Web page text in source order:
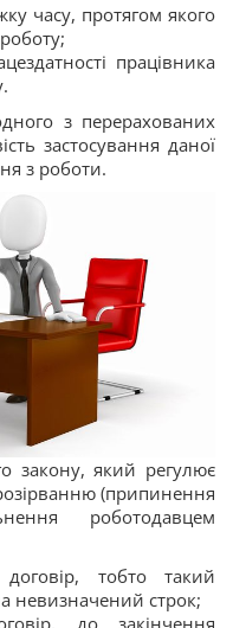
часу, протягом якого
працівника
з перерахованих
застосування даної
з роботи.
закону, який регулює
(припинення
роботодавцем
тобто такий
невизначений строк;